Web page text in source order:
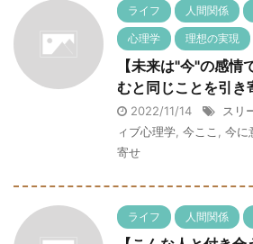
ライフ 人間関係
心理学 理想の実現
【未来は"今"の感情
むと同じことを引き
2022/11/14 スリ
ィブ心理学 今ここ 今に
寄せ
ライフ 人間関係